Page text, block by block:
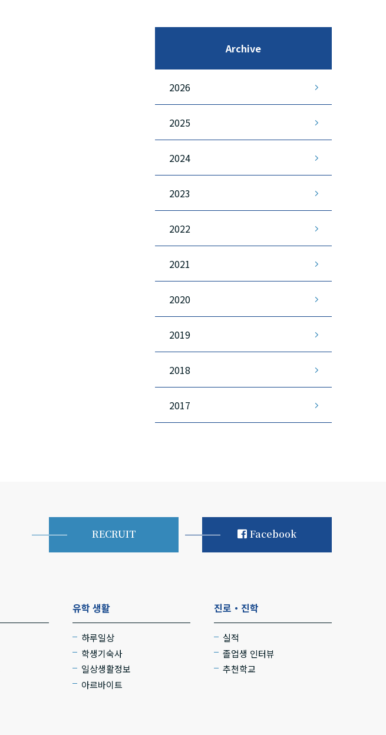
Archive
2026
2025
2024
2023
2022
2021
2020
2019
2018
2017
RECRUIT Facebook
유학 생활
하루일상
학생기숙사
일상생활정보
아르바이트
진로・진학
실적
졸업생 인터뷰
추천학교